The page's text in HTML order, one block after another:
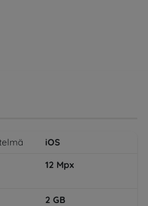
iOS
12 Mpx
2 GB